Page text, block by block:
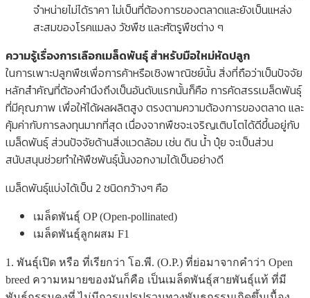
จำหน่ายไม่ได้ราคา ไม่เป็นที่ต้องการของตลาดและยังเป็นแหล่ง
สะสมของโรคแมลง วัชพืช และศัตรูพืชต่าง ๆ
ความรู้เรื่องการเลือกเมล็ดพันธุ์ สำหรับมือใหม่หัดปลูก
ในการเพาะปลูกพืชเพื่อการค้าหรือเชิงพาณิชย์นั้น สิ่งที่ถือว่าเป็นปัจจัย
หลักสำคัญที่ต้องคำนึงถึงเป็นอันดับแรกนั้นก็คือ การคัดสรรเมล็ดพันธุ์
ที่มีคุณภาพ เพื่อให้ได้ผลผลิตสูง ตรงตามความต้องการของตลาด และ
คุ้มค่ากับการลงทุนมากที่สุด เนื่องจากพืชจะเจริญเติบโตได้ดีขึ้นอยู่กับ
เมล็ดพันธุ์ ส่วนปัจจัยด้านสิ่งแวดล้อม เช่น ดิน น้ำ ปุ๋ย จะเป็นส่วน
สนับสนุนช่วยทำให้พืชพันธุ์นั้นงอกงามได้เป็นอย่างดี
เมล็ดพันธุ์แบ่งได้เป็น 2 ชนิดกว้างๆ คือ
เมล็ดพันธุ์ OP (Open-pollinated)
เมล็ดพันธุ์ลูกผสม F1
1. พันธุ์เปิด หรือ ที่เรียกว่า โอ.พี. (O.P.) ที่ย่อมาจากคำว่า Open
breed ความหมายของมันก็คือ เป็นเมล็ดพันธุ์สายพันธุ์แท้ ที่มี